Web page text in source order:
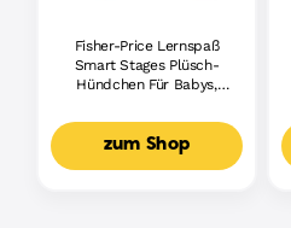
Fisher-Price Lernspaß
Smart Stages Plüsch-
Hündchen Für Babys,
Lernspielzeug,
Mehrsprachige Version
zum Shop